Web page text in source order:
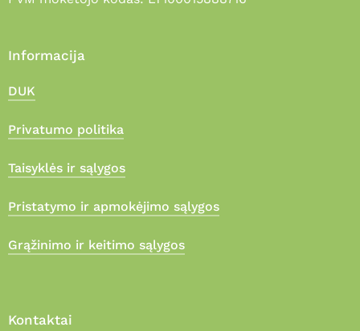
Informacija
DUK
Privatumo politika
Taisyklės ir sąlygos
Pristatymo ir apmokėjimo sąlygos
Grąžinimo ir keitimo sąlygos
Kontaktai